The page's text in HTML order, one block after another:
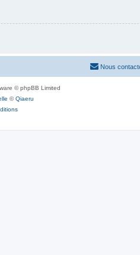
Nous
© phpBB Limited
©Qiaeru